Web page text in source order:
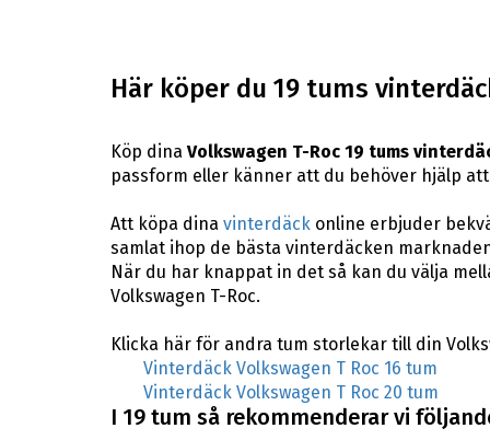
Här köper du 19 tums
Köp dina Volkswagen T-Roc 19 tums
passform eller känner att du behöver hjälp
Att köpa dina vinterdäckonline erbjuder
samlat ihop de bästa vinterdäcken
När du har knappat in det så kan du välja
Volkswagen T-Roc.
Klicka här för andra tum storlekar till din
Vinterdäck Volkswagen T Roc 16 tum
Vinterdäck Volkswagen T Roc 20 tum
I 19 tum så rekommenderar vi